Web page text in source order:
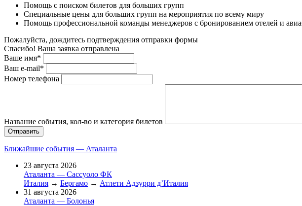
Помощь с поиском билетов для больших групп
Специальные цены для больших групп на мероприятия по всему миру
Помощь профессиональной команды менеджеров с бронированием отелей и
Пожалуйста, дождитесь подтверждения отправки формы
Спасибо! Ваша заявка отправлена
Ваше имя*
Ваш e-mail*
Номер телефона
Название события, кол-во и категория билетов
Ближайшие события — Аталанта
23 августа 2026
Аталанта — Сассуоло ФК
Италия → Бергамо → Атлети Адзурри д’Италия
31 августа 2026
Аталанта — Болонья